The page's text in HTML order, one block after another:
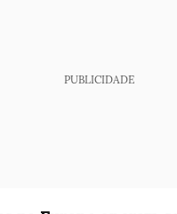
PUBLICIDADE